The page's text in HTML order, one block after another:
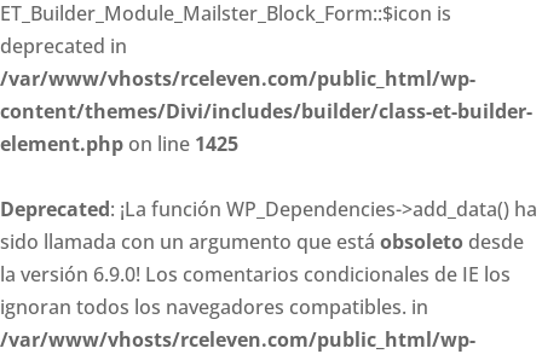
ET_Builder_Module_Mailster_Block_Form::$icon is
deprecated in
/var/www/vhosts/rceleven.com/public_html/wp-
content/themes/Divi/includes/builder/class-et-builder-
element.php on line 1425
Deprecated: ¡La función WP_Dependencies->add_data() ha
sido llamada con un argumento que está obsoleto desde
la versión 6.9.0! Los comentarios condicionales de IE los
ignoran todos los navegadores compatibles. in
/var/www/vhosts/rceleven.com/public_html/wp-